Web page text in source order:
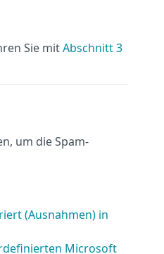
Sie mitAbschnitt 3
um die Spam-
(Ausnahmen) in
Microsoft